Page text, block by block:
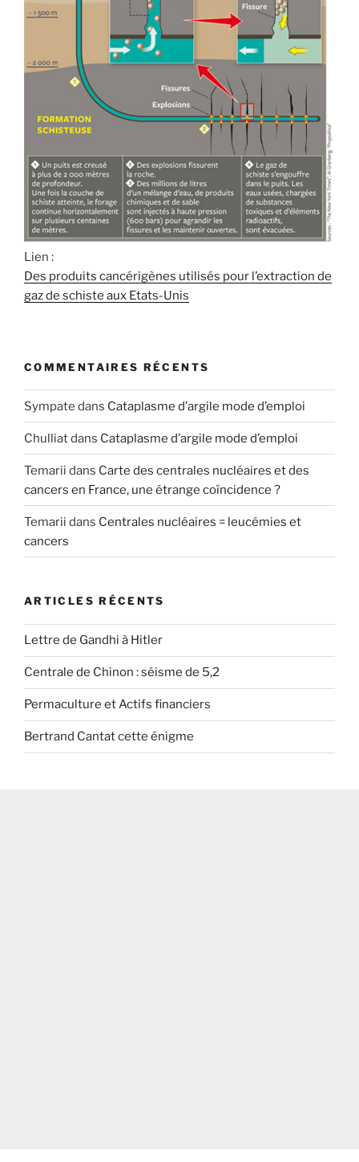
Lien :
Des produits cancérigènes utilisés pour l’extraction de
gaz de schiste aux Etats-Unis
COMMENTAIRES RÉCENTS
Sympate dans Cataplasme d’argile mode d’emploi
Chulliatdans Cataplasme d’argile mode d’emploi
Temarii dans Carte des centrales nucléaires et des
cancers en France, une étrange coïncidence ?
Temarii dans Centrales nucléaires = leucémies et
cancers
ARTICLES RÉCENTS
Lettre de Gandhi à Hitler
Centrale de Chinon : séisme de 5,2
Permaculture et Actifs financiers
Bertrand Cantat cette énigme